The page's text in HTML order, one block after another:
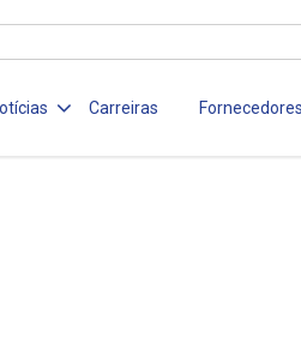
Carreiras Fornecedores